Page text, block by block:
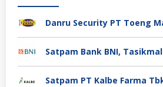
Danru Security PT Toeng
Satpam Bank BNI,
Satpam PT Kalbe Farma